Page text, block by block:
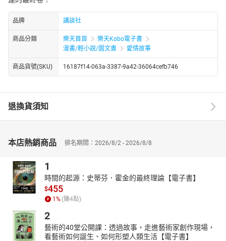
品牌 講談社
商品分類 樂天首頁
樂天Kobo電子書
漫畫/輕小說/圖文書
愛情故事
商品貨號(SKU) 16187f14-063a-3387-9a42-36064cefb746
退換貨須知
本店熱銷商品 排名期間：2026/8/2 - 2026/8/8
1
時間的起源：史蒂芬．霍金的最終理論【電子書】
$455
1% (賺4點)
2
藝術的40堂公開課：透過故事，走進藝術家創作現場，
看藝術如何誕生、如何形塑人類生活【電子書】